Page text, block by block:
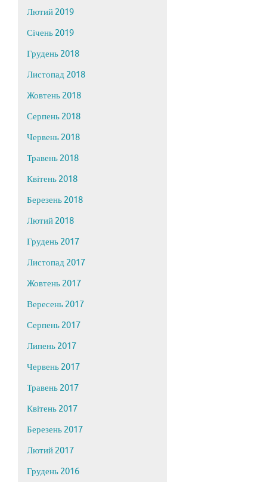
Лютий 2019
Січень 2019
Грудень 2018
Листопад 2018
Жовтень 2018
Серпень 2018
Червень 2018
Травень 2018
Квітень 2018
Березень 2018
Лютий 2018
Грудень 2017
Листопад 2017
Жовтень 2017
Вересень 2017
Серпень 2017
Липень 2017
Червень 2017
Травень 2017
Квітень 2017
Березень 2017
Лютий 2017
Грудень 2016